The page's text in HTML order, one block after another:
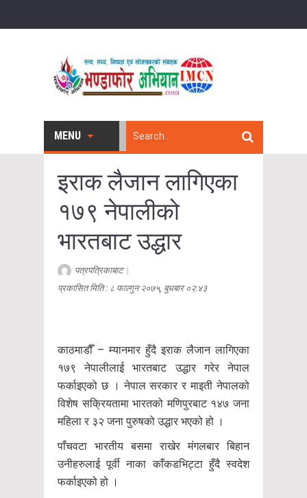
MENU
इराक लैजान लागिएका
१७९ नेपालीको
भारतबाट उद्धार
पत्रपत्रिकाबाट|
प्रकासित मिति : ८ फाल्गुन २०७५, बुधबार ०२:४३
काठमाडौँ – म्यानमार हुँदै इराक लैजान लागिएका
१७९ नेपालीलाई भारतबाट उद्धार गरेर नेपाल
फर्काइएको छ । नेपाल सरकार र माइती नेपालको
विशेष सक्रियतामा भारतको मणिपुरबाट १४७ जना
महिला र ३२ जना पुरुषको उद्धार भएको हो ।
पाँचवटा भारतीय बसमा राखेर मंगलबार बिहान
उनीहरुलाई पूर्वी नाका काँकडभिट्टा हुँदै स्वदेश
फर्काइएको हो ।